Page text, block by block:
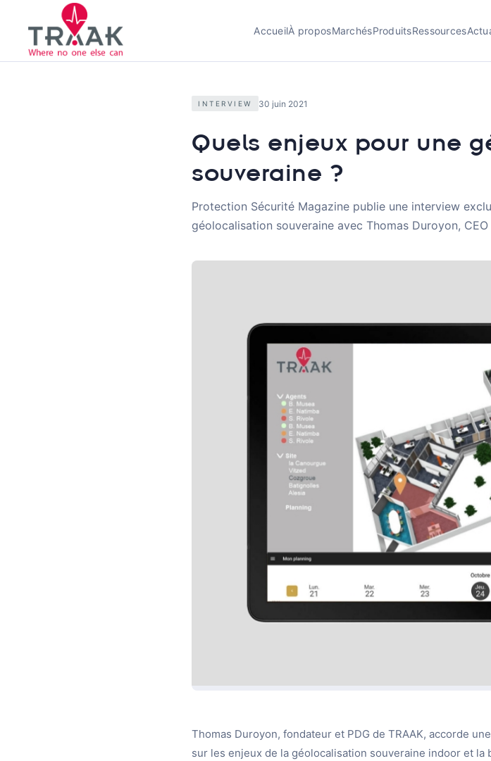
AccueilÀ proposMarchésProduitsRessources
INTERVIEW 30 juin 2021
Quels enjeux pour une
souveraine ?
Protection Sécurité Magazine publie une interview
géolocalisation souveraine avec Thomas Duroyon, CEO
Thomas Duroyon, fondateur et PDG de TRAAK, accorde
sur les enjeux de la géolocalisation souveraine indoor et la